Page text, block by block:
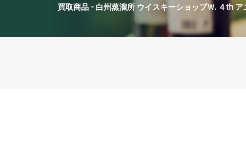
買取商品 - 白州蒸溜所 ウイスキーショップＷ. ４th ア